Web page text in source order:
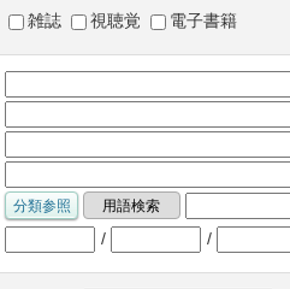
雑誌 視聴覚 電子書籍
/ /